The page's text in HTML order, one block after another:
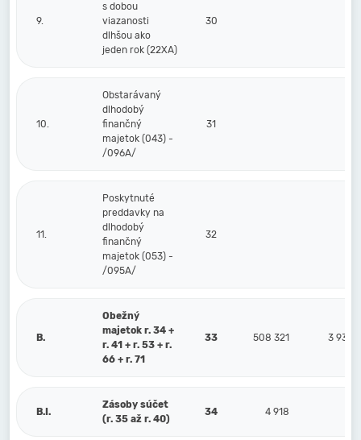
9.
s dobou
viazanosti
dlhšou ako
jeden rok (22XA)
30
10.
Obstarávaný
dlhodobý
finančný
majetok (043) -
/096A/
31
11.
Poskytnuté
preddavky na
dlhodobý
finančný
majetok (053) -
/095A/
32
B.
Obežný
majetok r. 34 +
r. 41 + r. 53 + r.
66 + r. 71
33 508 321 3 933
B.I.
Zásoby súčet
(r. 35 až r. 40)
34 4 918